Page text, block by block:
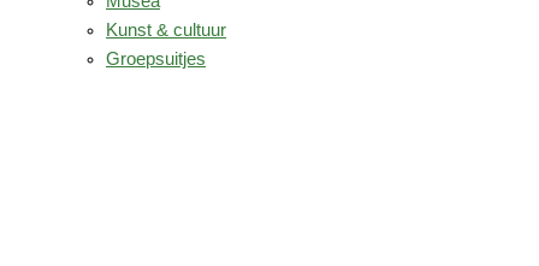
Kunst & cultuur
Groepsuitjes